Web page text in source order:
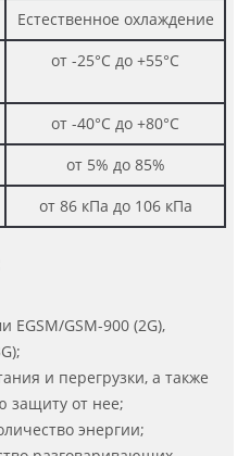
Естественное охлаждение
от -25°C до +55°C
от -40°C до +80°C
от 5% до 85%
от 86 кПа до 106 кПа
EGSM/GSM-900 (2G),
и перегрузки, а также
защиту от нее;
энергии;